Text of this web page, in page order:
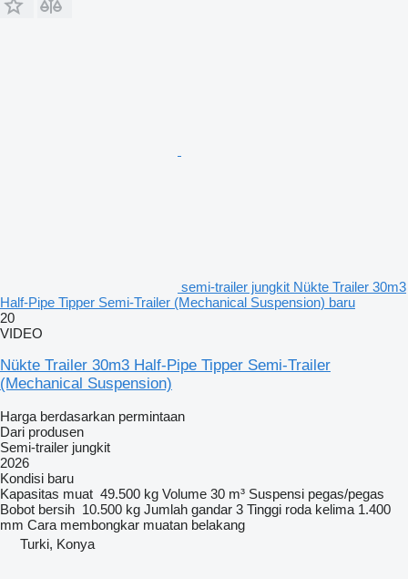
semi-trailer jungkit Nükte Trailer 30m3
Half-Pipe Tipper Semi-Trailer (Mechanical Suspension) baru
20
VIDEO
Nükte Trailer 30m3 Half-Pipe Tipper Semi-Trailer
(Mechanical Suspension)
Harga berdasarkan permintaan
Dari produsen
Semi-trailer jungkit
2026
Kondisi baru
Kapasitas muat 49.500 kg Volume 30 m³ Suspensi pegas/pegas
Bobot bersih 10.500 kg Jumlah gandar 3 Tinggi roda kelima 1.400
mm Cara membongkar muatan belakang
Turki, Konya